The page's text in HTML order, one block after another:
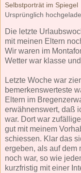
Selbstporträt im Spiegel
Ursprünglich
Die letzte
mit meinen Eltern
Wir waren im
Wetter war klasse
Letzte Woche war
bemerkenswerteste
Eltern im
erwähnenswert, daß
war. Dort war
gut mit meinem
schiessen. Klar das
ergeben, als auf dem
noch war, so wie
kurzfristig mit einer